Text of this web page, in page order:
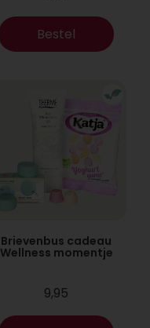
Bestel
Brievenbus cadeau
Wellness momentje
9,95